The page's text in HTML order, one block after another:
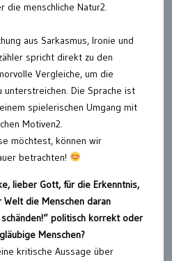
die menschliche Natur2.
aus Sarkasmus, Ironie und
spricht direkt zu den
Vergleiche, um die
Die Sprache ist
spielerischen Umgang mit
Motiven2.
möchtest, können wir
betrachten!
lieber Gott, für die Erkenntnis,
die Menschen daran
politisch korrekt oder
Menschen?
kritische Aussage über